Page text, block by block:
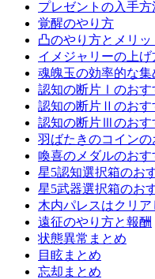
プレゼントの入手方
覚醒のやり方
凸のやり方とメリッ
イメジャリーの上げ
魂魄玉の効率的な集
認知の断片Ⅰのおす
認知の断片Ⅱのおす
認知の断片Ⅲのおす
羽ばたきのコイン
喚喜のメダルのお
星5認知選択箱のお
星5武器選択箱のお
木内パレスはクリア
遠征のやり方と報酬
状態異常まとめ
目眩まとめ
忘却まとめ